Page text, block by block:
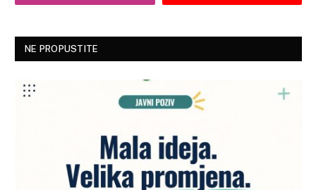
NE PROPUSTITE